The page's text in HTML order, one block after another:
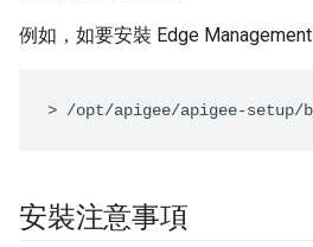
例如，如要安裝 Edge Management
> /opt/apigee/apigee-
安裝注意事項